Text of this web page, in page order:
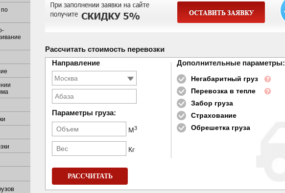
Рассчитать стоимость перевозки
Направление
Абаза
Параметры груза:
М3
Кг
Дополнительные параметры:
Негабаритный груз
Перевозка в тепле
Забор груза
Страхование
Обрешетка груза
РАССЧИТАТЬ
по